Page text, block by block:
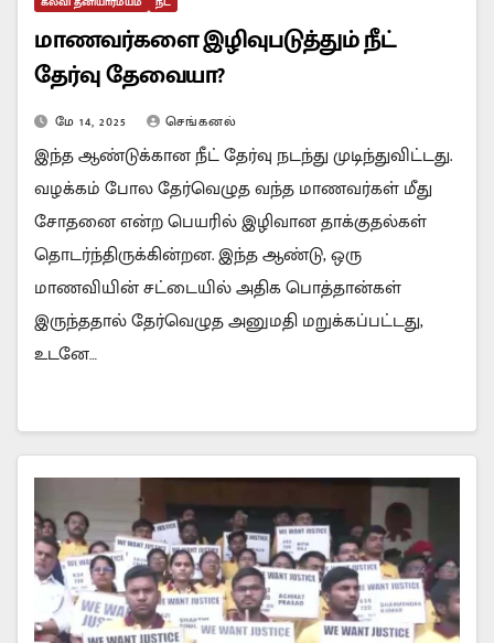
மாணவர்களை இழிவுபடுத்தும் நீட்
தேர்வு தேவையா?
மே 14, 2025 செங்கனல்
இந்த ஆண்டுக்கான நீட் தேர்வு நடந்து முடிந்துவிட்டது.
வழக்கம் போல தேர்வெழுத வந்த மாணவர்கள் மீது
சோதனை என்ற பெயரில் இழிவான தாக்குதல்கள்
தொடர்ந்திருக்கின்றன. இந்த ஆண்டு, ஒரு
மாணவியின் சட்டையில் அதிக பொத்தான்கள்
இருந்ததால் தேர்வெழுத அனுமதி மறுக்கப்பட்டது,
உடனே…